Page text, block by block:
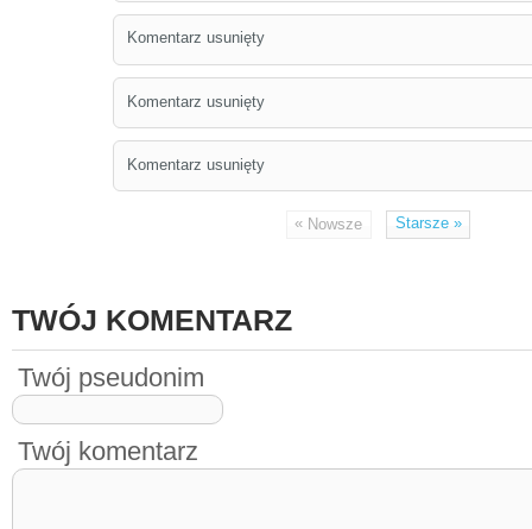
Komentarz usunięty
Komentarz usunięty
Komentarz usunięty
« Nowsze Starsze»
TWÓJ KOMENTARZ
Twój pseudonim
Twój komentarz